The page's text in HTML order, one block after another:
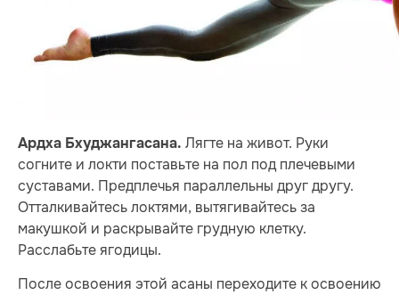
Ардха Бхуджангасана. Лягте на живот. Руки
согните и локти поставьте на пол под плечевыми
суставами. Предплечья параллельны друг другу.
Отталкивайтесь локтями, вытягивайтесь за
макушкой и раскрывайте грудную клетку.
Расслабьте ягодицы.
После освоения этой асаны переходите к освоению